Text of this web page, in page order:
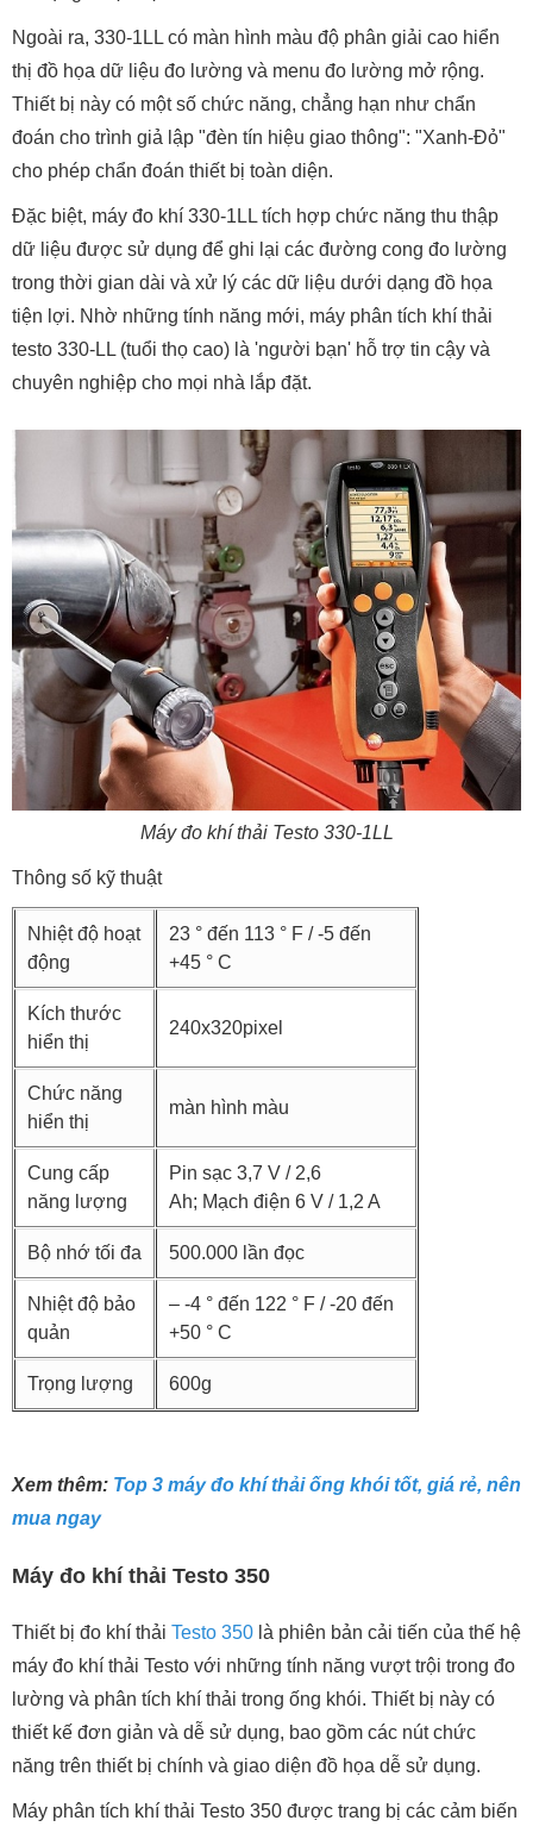
Ngoài ra, 330-1LL có màn hình màu độ phân giải cao hiển
thị đồ họa dữ liệu đo lường và menu đo lường mở rộng.
Thiết bị này có một số chức năng, chẳng hạn như chẩn
đoán cho trình giả lập "đèn tín hiệu giao thông": "Xanh-Đỏ"
cho phép chẩn đoán thiết bị toàn diện.
Đặc biệt, máy đo khí 330-1LL tích hợp chức năng thu thập
dữ liệu được sử dụng để ghi lại các đường cong đo lường
trong thời gian dài và xử lý các dữ liệu dưới dạng đồ họa
tiện lợi. Nhờ những tính năng mới, máy phân tích khí thải
testo 330-LL (tuổi thọ cao) là 'người bạn' hỗ trợ tin cậy và
chuyên nghiệp cho mọi nhà lắp đặt.
Máy đo khí thải Testo 330-1LL
Thông số kỹ thuật
Nhiệt độ hoạt
động
23 ° đến 113 ° F / -5 đến
+45 ° C
Kích thước
hiển thị
240x320pixel
Chức năng
hiển thị
màn hình màu
Cung cấp
năng lượng
Pin sạc 3,7 V / 2,6
Ah; Mạch điện 6 V / 1,2 A
Bộ nhớ tối đa 500.000 lần đọc
Nhiệt độ bảo
quản
– -4 ° đến 122 ° F / -20 đến
+50 ° C
Trọng lượng 600g
Xem thêm: Top 3 máy đo khí thải ống khói tốt, giá rẻ, nên
mua ngay
Máy đo khí thải Testo 350
Thiết bị đo khí thải Testo 350 là phiên bản cải tiến của thế hệ
máy đo khí thải Testo với những tính năng vượt trội trong đo
lường và phân tích khí thải trong ống khói. Thiết bị này có
thiết kế đơn giản và dễ sử dụng, bao gồm các nút chức
năng trên thiết bị chính và giao diện đồ họa dễ sử dụng.
Máy phân tích khí thải Testo 350 được trang bị các cảm biến